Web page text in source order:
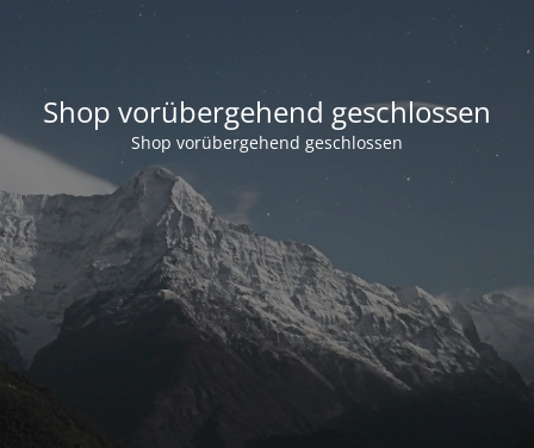
Shop vorübergehend geschlossen
Shop vorübergehend geschlossen